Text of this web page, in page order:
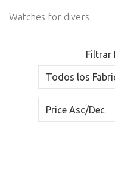
Watches for divers
Filtrar